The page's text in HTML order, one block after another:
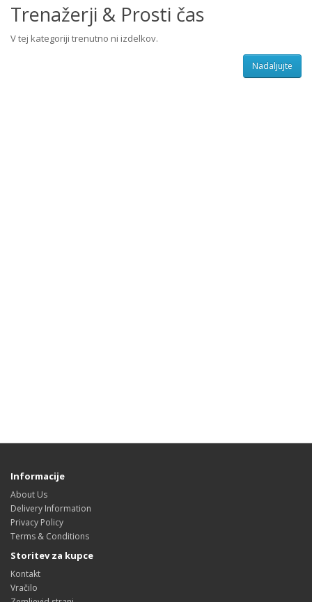
Trenažerji & Prosti čas
V tej kategoriji trenutno ni izdelkov.
Nadaljujte
Informacije
About Us
Delivery Information
Privacy Policy
Terms & Conditions
Storitev za kupce
Kontakt
Vračilo